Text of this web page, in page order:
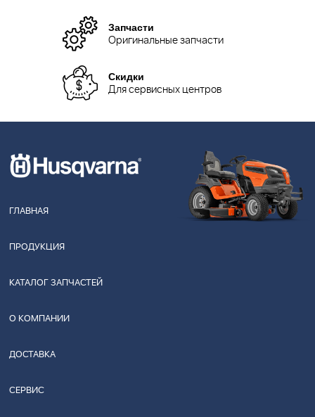
Запчасти
Оригинальные запчасти
Скидки
Для сервисных центров
ГЛАВНАЯ
ПРОДУКЦИЯ
КАТАЛОГ ЗАПЧАСТЕЙ
О КОМПАНИИ
ДОСТАВКА
СЕРВИС